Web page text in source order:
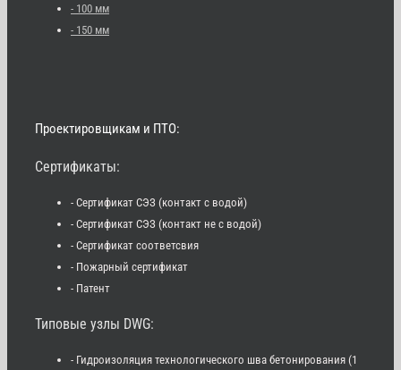
- 100 мм
- 150 мм
Проектировщикам и ПТО:
Сертификаты:
- Сертификат СЭЗ (контакт с водой)
- Сертификат СЭЗ (контакт не с водой)
- Сертификат соответсвия
- Пожарный сертификат
- Патент
Типовые узлы DWG:
- Гидроизоляция технологического шва бетонирования (1